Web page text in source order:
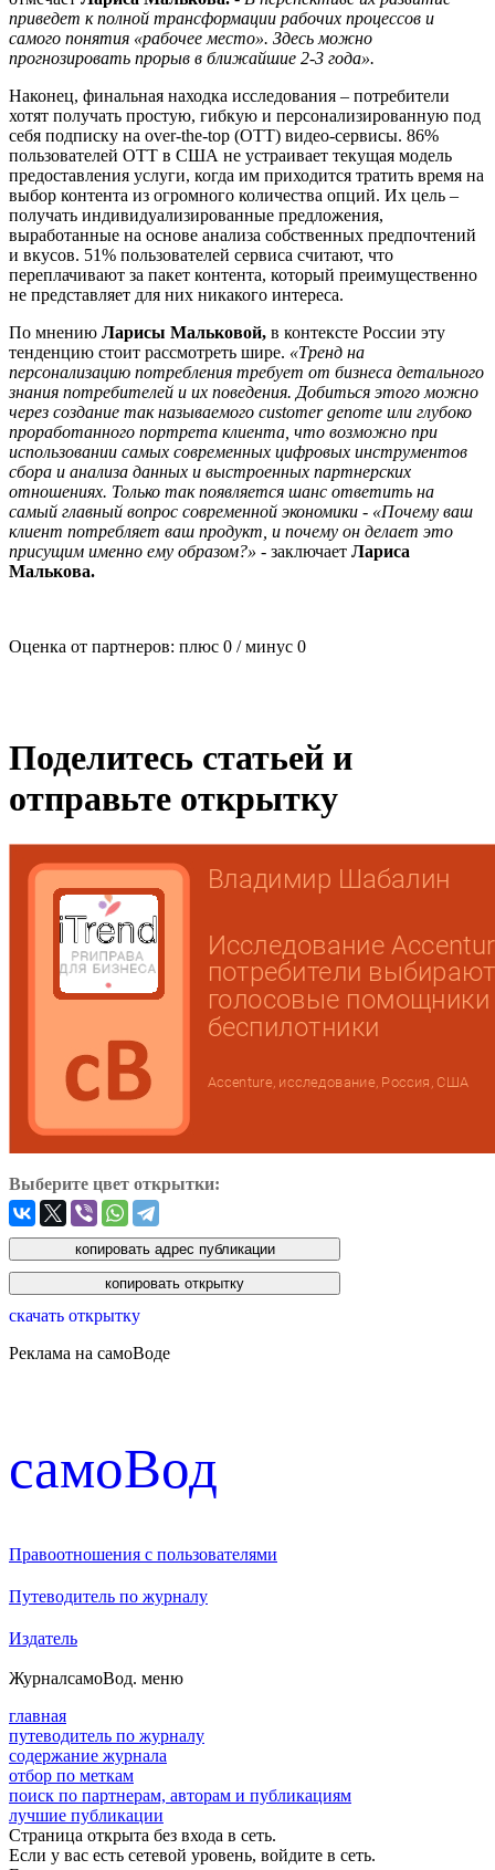
приведет к полной трансформации рабочих процессов и
самого понятия «рабочее место». Здесь можно
прогнозировать прорыв в ближайшие 2-3 года».
Наконец, финальная находка исследования – потребители
хотят получать простую, гибкую и персонализированную под
себя подписку на over-the-top (OTT) видео-сервисы. 86%
пользователей OTT в США не устраивает текущая модель
предоставления услуги, когда им приходится тратить время на
выбор контента из огромного количества опций. Их цель –
получать индивидуализированные предложения,
выработанные на основе анализа собственных предпочтений
и вкусов. 51% пользователей сервиса считают, что
переплачивают за пакет контента, который преимущественно
не представляет для них никакого интереса.
По мнению Ларисы Мальковой, в контексте России эту
тенденцию стоит рассмотреть шире. «Тренд на
персонализацию потребления требует от бизнеса детального
знания потребителей и их поведения. Добиться этого можно
через создание так называемого customer genome или глубоко
проработанного портрета клиента, что возможно при
использовании самых современных цифровых инструментов
сбора и анализа данных и выстроенных партнерских
отношениях. Только так появляется шанс ответить на
самый главный вопрос современной экономики - «Почему ваш
клиент потребляет ваш продукт, и почему он делает это
присущим именно ему образом?» - заключает Лариса
Малькова.
Оценка от партнеров: плюс 0 / минус 0
Поделитесь статьей и
отправьте открытку
Выберите цвет открытки:
скачать открытку
Реклама на самоВоде
cамоВод
Правоотношения с пользователями
Путеводитель по журналу
Издатель
ЖурналсамоВод. меню
главная
путеводитель по журналу
содержание журнала
отбор по меткам
поиск по партнерам, авторам и публикациям
лучшие публикации
Страница открыта без входа в сеть.
Если у вас есть сетевой уровень, войдите в сеть.